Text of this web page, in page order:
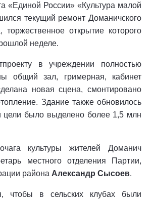
«Единой России» «Культура малой
текущий ремонт Доманичского
торжественное открытие которого
неделе.
в учреждении полностью
общий зал, гримерная, кабинет
новая сцена, смонтировано
Здание также обновилось
цели было выделено более 1,5 млн
культуры жителей Доманич
местного отделения Партии,
района Александр Сысоев.
чтобы в сельских клубах были